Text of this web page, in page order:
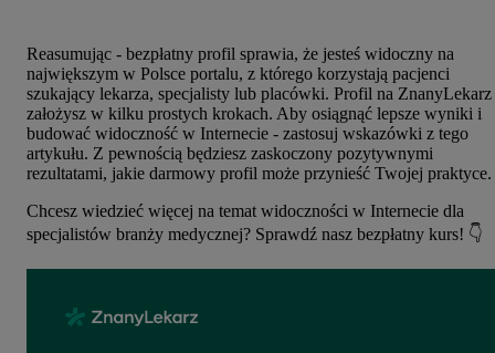
Reasumując - bezpłatny profil sprawia, że jesteś widoczny na
największym w Polsce portalu, z którego korzystają pacjenci
szukający lekarza, specjalisty lub placówki. Profil na ZnanyLekarz
założysz w kilku prostych krokach. Aby osiągnąć lepsze wyniki i
budować widoczność w Internecie - zastosuj wskazówki z tego
artykułu. Z pewnością będziesz zaskoczony pozytywnymi
rezultatami, jakie darmowy profil może przynieść Twojej praktyce.
Chcesz wiedzieć więcej na temat widoczności w Internecie dla
specjalistów branży medycznej? Sprawdź nasz bezpłatny kurs! 👇